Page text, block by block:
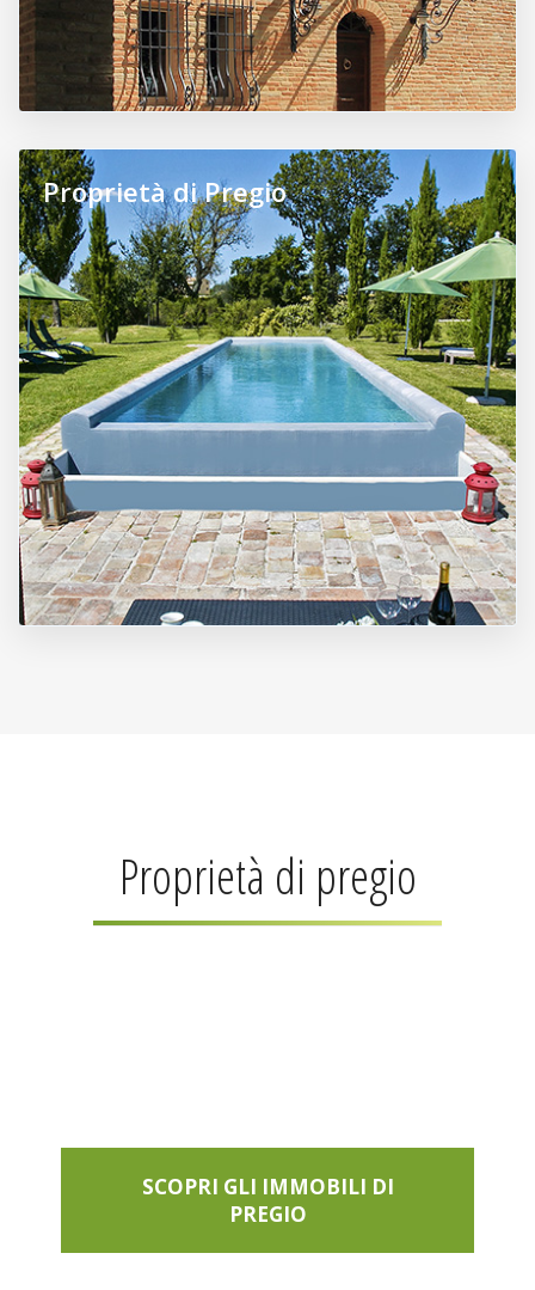
Proprietà di Pregio
Proprietà di pregio
SCOPRI GLI IMMOBILI DI
PREGIO